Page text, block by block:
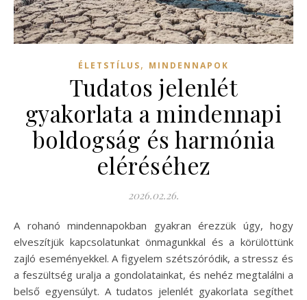
ÉLETSTÍLUS, MINDENNAPOK
Tudatos jelenlét
gyakorlata a mindennapi
boldogság és harmónia
eléréséhez
2026.02.26.
A rohanó mindennapokban gyakran érezzük úgy, hogy
elveszítjük kapcsolatunkat önmagunkkal és a körülöttünk
zajló eseményekkel. A figyelem szétszóródik, a stressz és
a feszültség uralja a gondolatainkat, és nehéz megtalálni a
belső egyensúlyt. A tudatos jelenlét gyakorlata segíthet